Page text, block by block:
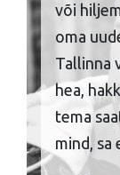
või
oma
Tallinna
hea,
tema
mind, sa
Previous